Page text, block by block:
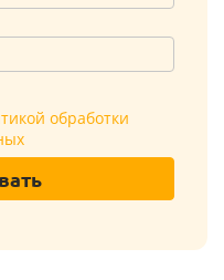
обработки